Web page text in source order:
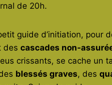
de 20h.
guide d’initiation, pour
des cascades non-
crissants, se cache un
blessés graves, des